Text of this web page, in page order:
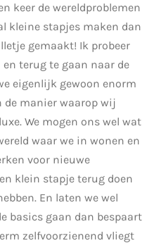
keer de wereldproblemen
kleine stapjes maken dan
gemaakt! Ik probeer
terug te gaan naar de
eigenlijk gewoon enorm
de manier waarop wij
We mogen ons wel wat
waar we in wonen en
voor nieuwe
klein stapje terug doen
En laten we wel
basics gaan dan bespaart
zelfvoorzienend vliegt